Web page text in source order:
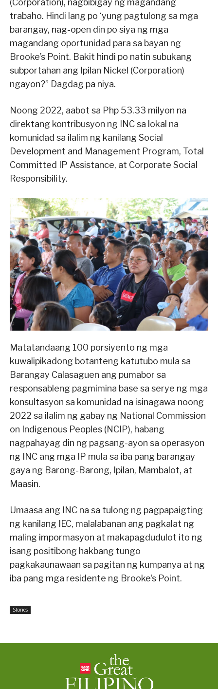
(Corporation), nagbibigay ng magandang
trabaho. Hindi lang po ‘yung pagtulong sa mga
barangay, nag-open din po siya ng mga
magandang oportunidad para sa bayan ng
Brooke’s Point. Bakit hindi po natin subukang
subportahan ang Ipilan Nickel (Corporation)
ngayon?” Dagdag pa niya.
Noong 2022, aabot sa Php 53.33 milyon na
direktang kontribusyon ng INC sa lokal na
komunidad sa ilalim ng kanilang Social
Development and Management Program, Total
Committed IP Assistance, at Corporate Social
Responsibility.
Matatandaang 100 porsiyento ng mga
kuwalipikadong botanteng katutubo mula sa
Barangay Calasaguen ang pumabor sa
responsableng pagmimina base sa serye ng mga
konsultasyon sa komunidad na isinagawa noong
2022 sa ilalim ng gabay ng National Commission
on Indigenous Peoples (NCIP), habang
nagpahayag din ng pagsang-ayon sa operasyon
ng INC ang mga IP mula sa iba pang barangay
gaya ng Barong-Barong, Ipilan, Mambalot, at
Maasin.
Umaasa ang INC na sa tulong ng pagpapaigting
ng kanilang IEC, malalabanan ang pagkalat ng
maling impormasyon at makapagdudulot ito ng
isang positibong hakbang tungo
pagkakaunawaan sa pagitan ng kumpanya at ng
iba pang mga residente ng Brooke’s Point.
Stories